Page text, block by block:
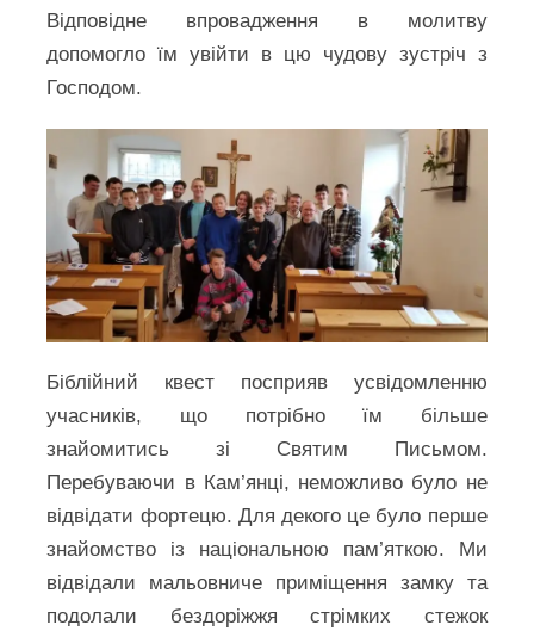
Відповідне впровадження в молитву
допомогло їм увійти в цю чудову зустріч з
Господом.
Біблійний квест посприяв усвідомленню
учасників, що потрібно їм більше
знайомитись зі Святим Письмом.
Перебуваючи в Кам’янці, неможливо було не
відвідати фортецю. Для декого це було перше
знайомство із національною пам’яткою. Ми
відвідали мальовниче приміщення замку та
подолали бездоріжжя стрімких стежок